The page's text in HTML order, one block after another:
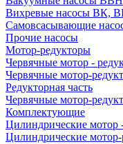
Вихревые насосы ВК,
Самовсасывающие
Прочие насосы
Мотор-редукторы
Червячные мотор -
Червячные мотор-
Редукторная часть
Червячные мотор-
Комплектующие
Цилиндрические мотор
Цилиндрические